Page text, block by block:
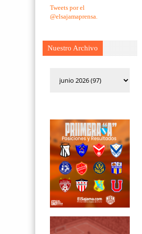
Tweets por el
@elsajamaprensa.
Nuestro Archivo